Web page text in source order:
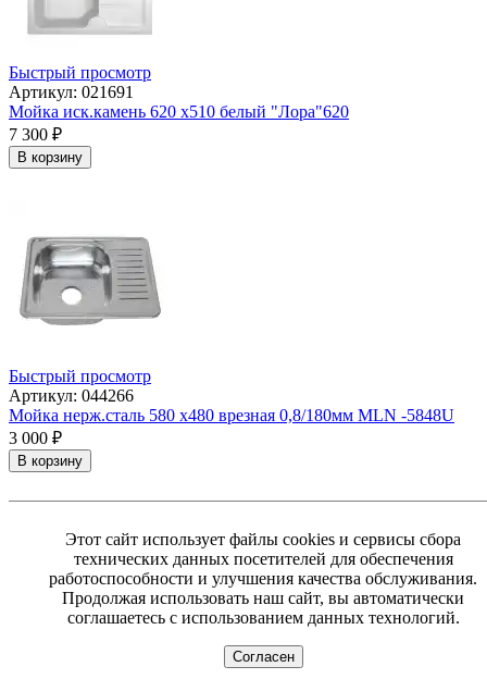
Быстрый просмотр
Артикул: 021691
Мойка иск.камень 620 х510 белый "Лора"620
7 300 ₽
В корзину
Быстрый просмотр
Артикул: 044266
Мойка нерж.сталь 580 х480 врезная 0,8/180мм MLN -5848U
3 000 ₽
В корзину
Этот сайт использует файлы cookies и сервисы сбора
технических данных посетителей для обеспечения
работоспособности и улучшения качества обслуживания.
Продолжая использовать наш сайт, вы автоматически
соглашаетесь с использованием данных технологий.
Согласен